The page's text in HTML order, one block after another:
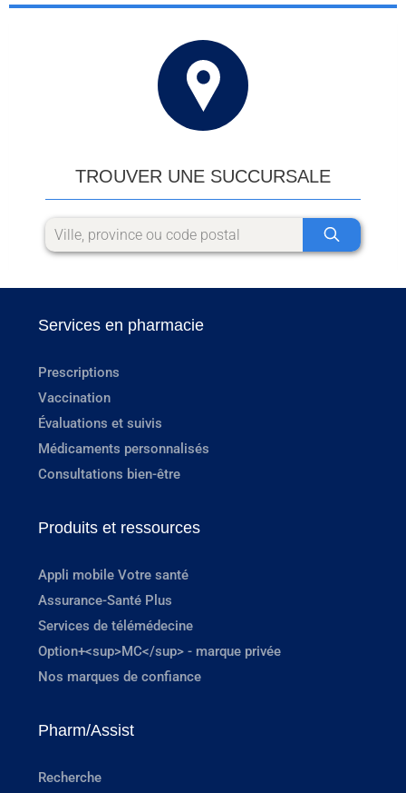
TROUVER UNE SUCCURSALE
Services en pharmacie
Prescriptions
Vaccination
Évaluations et suivis
Médicaments personnalisés
Consultations bien-être
Produits et ressources
Appli mobile Votre santé
Assurance-Santé Plus
Services de télémédecine
Option+<sup>MC</sup> - marque privée
Nos marques de confiance
Pharm/Assist
Recherche